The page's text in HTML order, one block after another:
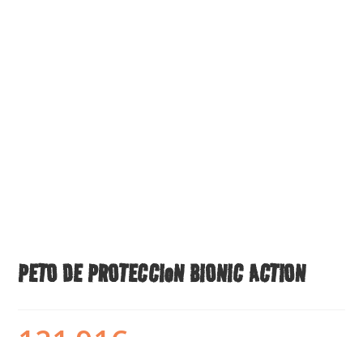
PETO DE PROTECCIoN BIONIC ACTION